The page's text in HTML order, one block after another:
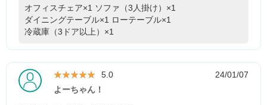
オフィスチェア×1 ソファ（3人掛け）×1
ダイニングテーブル×1 ローテーブル×1
冷蔵庫（3ドア以上）×1
★★★★★
★★★★★ 5.0
24/01/07
よーちゃん！